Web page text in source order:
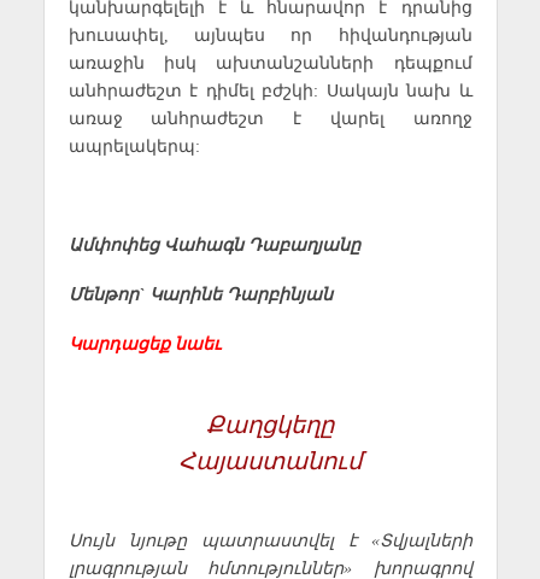
կանխարգելելի է և հնարավոր է դրանից
խուսափել, այնպես որ հիվանդության
առաջին իսկ ախտանշանների դեպքում
անհրաժեշտ է դիմել բժշկի: Սակայն նախ և
առաջ անհրաժեշտ է վարել առողջ
ապրելակերպ:
Ամփոփեց Վահագն Դաբաղյանը
Մենթոր`Կարինե Դարբինյան
Կարդացեք նաեւ
Քաղցկեղը
Հայաստանում
Սույն նյութը պատրաստվել է «Տվյալների
լրագրության հմտություններ» խորագրով